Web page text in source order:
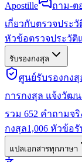
Apostille
ถาม-ต
เกี่ยวกับตรวจประวั
หัวข้อตรวจประวัติ
รับรองกงสุล
ศูนย์รับรองกง
การกงสุล แจ้งวัฒน
รวม 652 คำถามจ
กงสุล1,006 หัวข้อ
แปลเอกสารทุกภาษา